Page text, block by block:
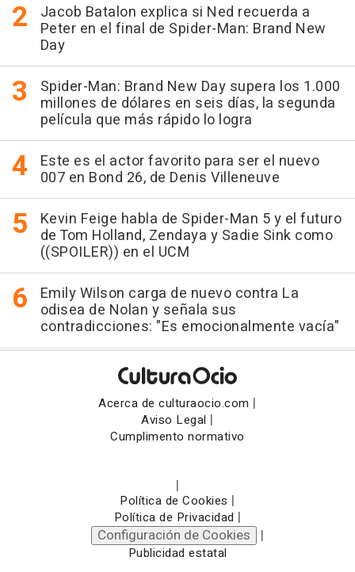
Jacob Batalon explica si Ned recuerda a
Peter en el final de Spider-Man: Brand New
Day
Spider-Man: Brand New Day supera los 1.000
millones de dólares en seis días, la segunda
película que más rápido lo logra
Este es el actor favorito para ser el nuevo
007 en Bond 26, de Denis Villeneuve
Kevin Feige habla de Spider-Man 5 y el futuro
de Tom Holland, Zendaya y Sadie Sink como
((SPOILER)) en el UCM
Emily Wilson carga de nuevo contra La
odisea de Nolan y señala sus
contradicciones: "Es emocionalmente vacía"
Acerca de culturaocio.com |
Aviso Legal |
Cumplimento normativo
|
Política de Cookies |
Política de Privacidad |
Configuración de Cookies |
Publicidad estatal